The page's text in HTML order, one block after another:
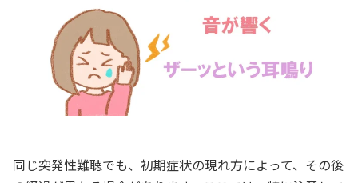
同じ突発性難聴でも、初期症状の現れ方によって、その後